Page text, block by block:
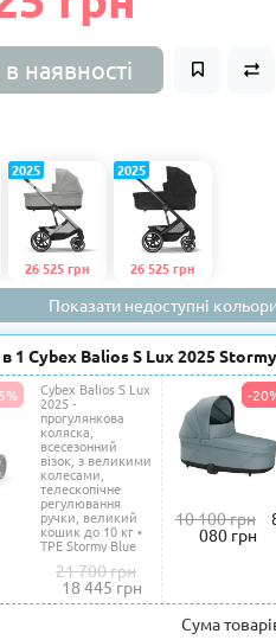
наявності
26 525 грн
2025
26 525 грн
2025
Показати недоступні
1 Cybex Balios S Lux 2025
Cybex Balios S Lux
2025 -
прогулянкова
коляска,
всесезонний
візок, з великими
колесами,
телескопічне
регулювання
ручки, великий
кошик до 10 кг •
TPE Stormy Blue
21 700 грн
18 445 грн
-
10 100 грн
080 грн
Сума